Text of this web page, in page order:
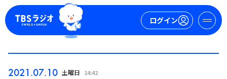
ログイン
2021.07.10 土曜日 14:42